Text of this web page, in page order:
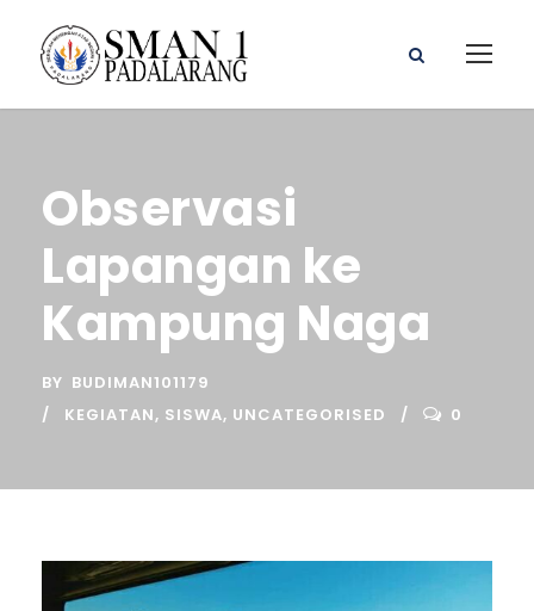
Observasi
Lapangan ke
Kampung Naga
BY BUDIMAN101179
KEGIATAN, SISWA, UNCATEGORISED 0